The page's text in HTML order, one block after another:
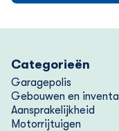
Categorieën
Garagepolis
Gebouwen en
Aansprakelijkheid
Motorrijtuigen